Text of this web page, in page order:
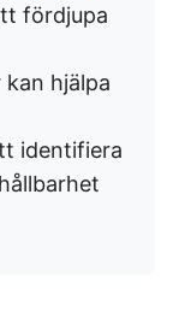
fördjupa
kan hjälpa
identifiera